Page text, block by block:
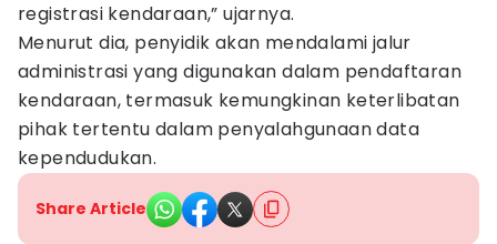
registrasi kendaraan,” ujarnya.
Menurut dia, penyidik akan mendalami jalur
administrasi yang digunakan dalam pendaftaran
kendaraan, termasuk kemungkinan keterlibatan
pihak tertentu dalam penyalahgunaan data
kependudukan.
Share Article